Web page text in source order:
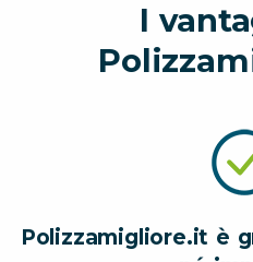
I
Polizzamigliore.it è